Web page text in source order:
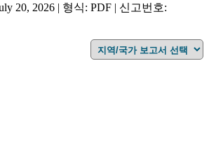
20, 2026 | 형식: PDF | 신고번호: